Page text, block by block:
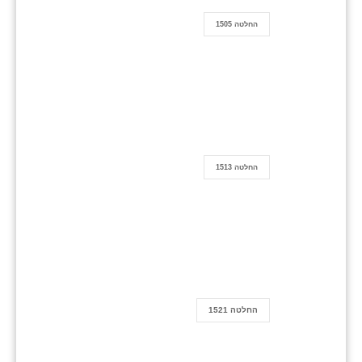
החלטה 1505
החלטה 1513
החלטה 1521